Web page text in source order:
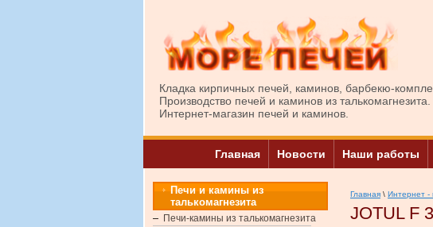
Кладка кирпичных печей, каминов, барбекю-
Производство печей и каминов из талькомагнезита.
Интернет-магазин печей и каминов.
Главная Новости Наши работы
Печи и камины из
талькомагнезита
Печи-камины из талькомагнезита
Главная \ Интернет -
JOTUL F